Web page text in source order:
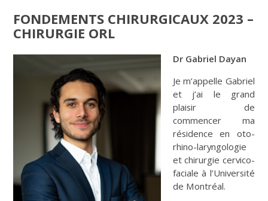
FONDEMENTS CHIRURGICAUX 2023 –
CHIRURGIE ORL
Dr Gabriel Dayan
Je m’appelle Gabriel
et j’ai le grand
plaisir de
commencer ma
résidence en oto-
rhino-laryngologie
et chirurgie cervico-
faciale à l’Université
de Montréal.